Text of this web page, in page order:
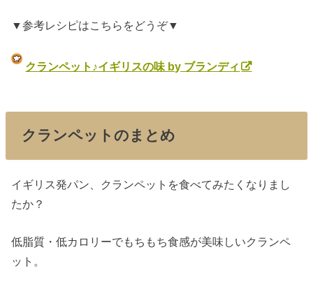
▼参考レシピはこちらをどうぞ▼
クランペット♪イギリスの味 by ブランディ
クランペットのまとめ
イギリス発パン、クランペットを食べてみたくなりまし
たか？
低脂質・低カロリーでもちもち食感が美味しいクランペ
ット。